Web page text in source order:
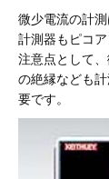
微少電流の計
計測器もピコ
注意点として
の絶縁なども
要です。